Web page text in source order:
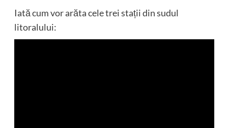
Iată cum vor arăta cele trei stații din sudul
litoralului: